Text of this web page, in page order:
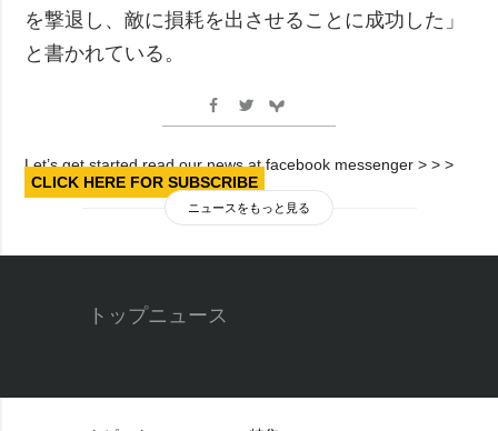
を撃退し、敵に損耗を出させることに成功した」
と書かれている。
Let’s get started read our news at facebook messenger > > >
CLICK HERE FOR SUBSCRIBE
ニュースをもっと見る
トップニュース